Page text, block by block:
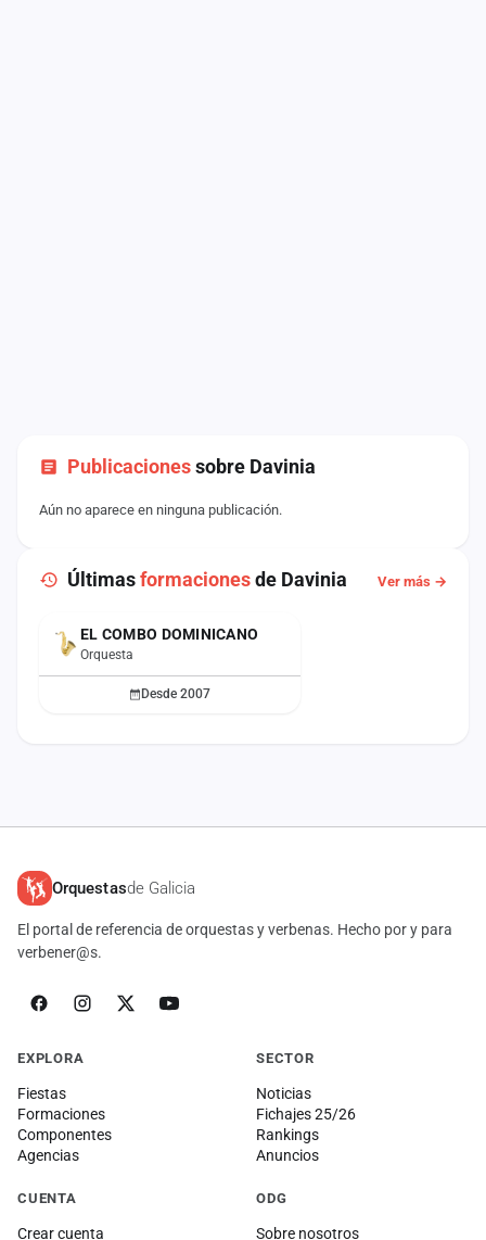
Publicacionessobre Davinia
Aún no aparece en ninguna publicación.
Últimasformacionesde Davinia Ver más →
ACTUALEL COMBO DOMINICANO
Orquesta
Desde 2007
Orquestasde Galicia
El portal de referencia de orquestas y verbenas. Hecho por y para
verbener@s.
EXPLORA
Fiestas
Formaciones
Componentes
Agencias
SECTOR
Noticias
Fichajes 25/26
Rankings
Anuncios
CUENTA
Crear cuenta
ODG
Sobre nosotros